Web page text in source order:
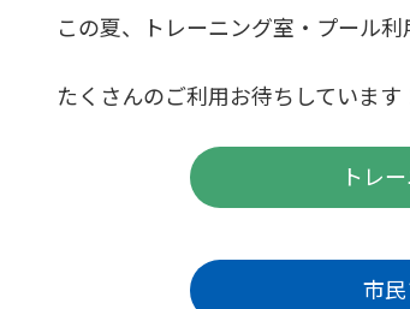
この夏、トレーニング室・プール利
たくさんのご利用お待ちしています
トレ
市